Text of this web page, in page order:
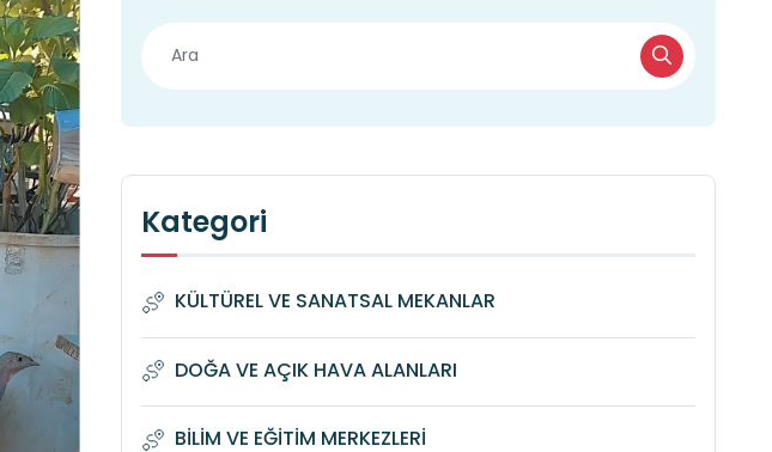
Kategori
KÜLTÜREL VE SANATSAL MEKANLAR
DOĞA VE AÇIK HAVA ALANLARI
BİLİM VE EĞİTİM MERKEZLERİ